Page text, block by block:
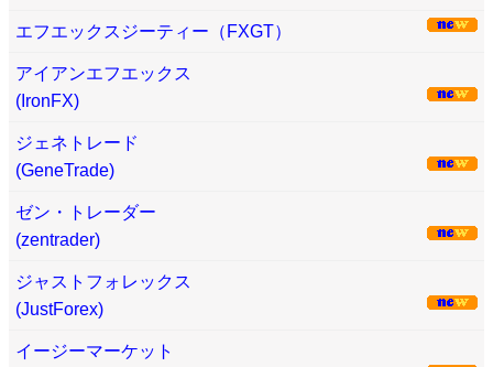
エフエックスジーティー（FXGT）
アイアンエフエックス
(IronFX)
ジェネトレード
(GeneTrade)
ゼン・トレーダー
(zentrader)
ジャストフォレックス
(JustForex)
イージーマーケット